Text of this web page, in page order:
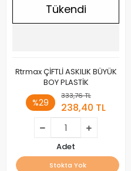
Tükendi
Rtrmax ÇİFTLİ ASKILIK BÜYÜK
BOY PLASTİK
%29
333,76 TL
238,40 TL
Adet
Stokta Yok